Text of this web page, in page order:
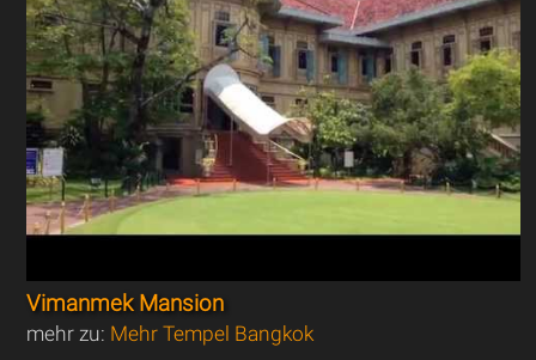
Vimanmek Mansion
mehr zu: Mehr Tempel Bangkok